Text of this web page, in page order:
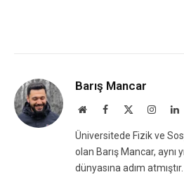
Barış Mancar
WebsiteFacebook
Üniversitede Fizik ve
olan Barış Mancar, aynı
dünyasına adım